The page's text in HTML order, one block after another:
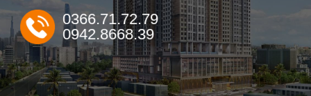
0366.71.72.79
0942.8668.39